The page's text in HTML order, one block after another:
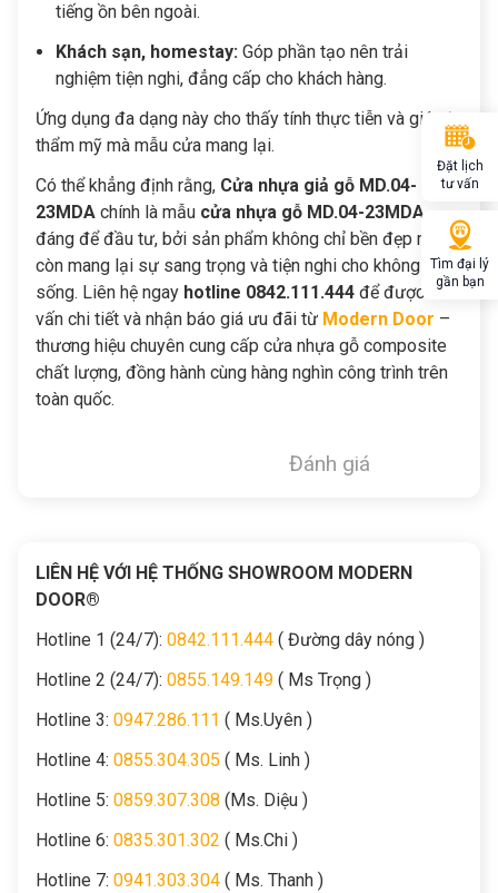
tiếng ồn bên ngoài.
Khách sạn, homestay: Góp phần tạo nên trải
nghiệm tiện nghi, đẳng cấp cho khách hàng.
Ứng dụng đa dạng này cho thấy tính thực tiễn và giá trị
thẩm mỹ mà mẫu cửa mang lại.
Có thể khẳng định rằng, Cửa nhựa giả gỗ MD.04-
23MDA chính là mẫu cửa nhựa gỗ MD.04-23MDA
đáng để đầu tư, bởi sản phẩm không chỉ bền đẹp mà
còn mang lại sự sang trọng và tiện nghi cho không gian
sống. Liên hệ ngay hotline 0842.111.444 để được tư
vấn chi tiết và nhận báo giá ưu đãi từ Modern Door –
thương hiệu chuyên cung cấp cửa nhựa gỗ composite
chất lượng, đồng hành cùng hàng nghìn công trình trên
toàn quốc.
Đánh giá
LIÊN HỆ VỚI HỆ THỐNG SHOWROOM MODERN
DOOR®
Hotline 1 (24/7): 0842.111.444 ( Đường dây nóng )
Hotline 2 (24/7): 0855.149.149 ( Ms Trọng )
Hotline 3: 0947.286.111 ( Ms.Uyên )
Hotline 4: 0855.304.305 ( Ms. Linh )
Hotline 5: 0859.307.308 (Ms. Diệu )
Hotline 6: 0835.301.302 ( Ms.Chi )
Hotline 7: 0941.303.304 ( Ms. Thanh )
Đặt lịch
tư vấn
Tìm đại lý
gần bạn